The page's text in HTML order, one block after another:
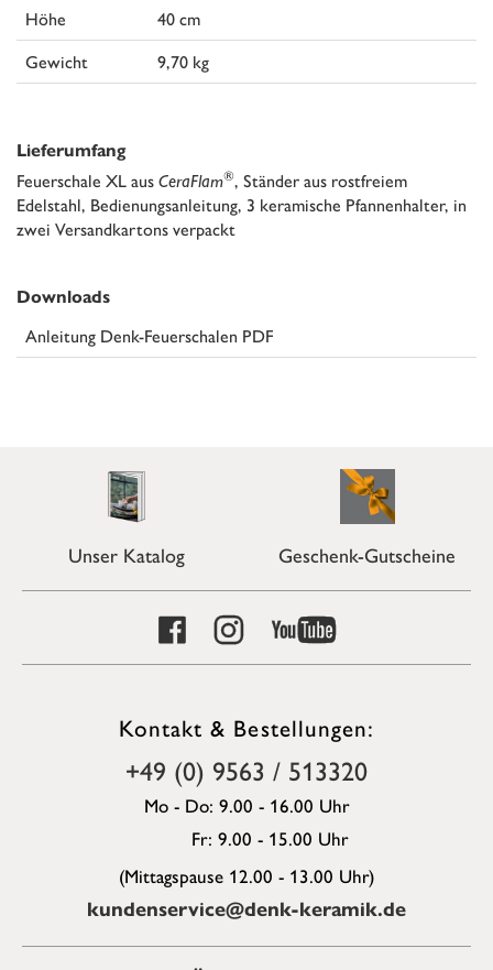
Höhe
40 cm
Gewicht
9,70 kg
Lieferumfang
Feuerschale XL ausCeraFlam®, Ständer aus rostfreiem
Edelstahl, Bedienungsanleitung, 3 keramische Pfannenhalter, in
zwei Versandkartons verpackt
Downloads
Anleitung Denk-Feuerschalen PDF
Unser Katalog Geschenk-Gutscheine
Kontakt & Bestellungen:
+49 (0) 9563 / 513320
Mo - Do: 9.00 - 16.00 Uhr
Fr: 9.00 - 15.00 Uhr
(Mittagspause 12.00 - 13.00 Uhr)
kundenservice@denk-keramik.de